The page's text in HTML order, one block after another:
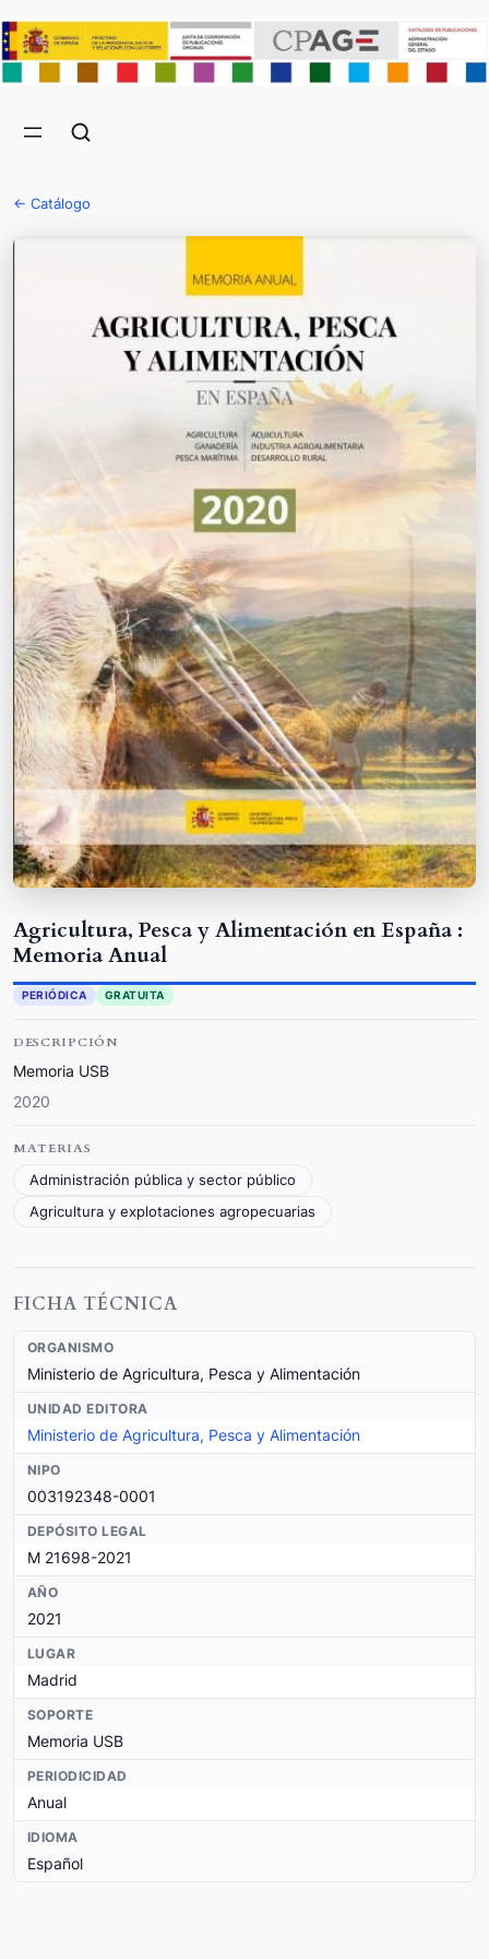
← Catálogo
Agricultura, Pesca y Alimentación en España :
Memoria Anual
PERIÓDICA GRATUITA
DESCRIPCIÓN
Memoria USB
2020
MATERIAS
Administración pública y sector público
Agricultura y explotaciones agropecuarias
FICHA TÉCNICA
ORGANISMO
Ministerio de Agricultura, Pesca y Alimentación
UNIDAD EDITORA
Ministerio de Agricultura, Pesca y Alimentación
NIPO
003192348-0001
DEPÓSITO LEGAL
M 21698-2021
AÑO
2021
LUGAR
Madrid
SOPORTE
Memoria USB
PERIODICIDAD
Anual
IDIOMA
Español